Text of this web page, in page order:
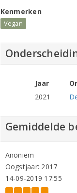
Kenmerken
Vegan
Jaar
2021
Gemiddelde
Anoniem
Oogstjaar: 2017
14-09-2019 17:55